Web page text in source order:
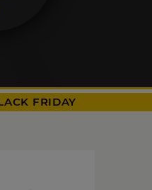
FRIDAY